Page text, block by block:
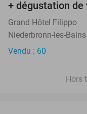
+ dégustation de
Grand Hôtel Filippo
Niederbronn-les-
Vendu : 60
Hors